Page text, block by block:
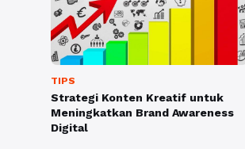
TIPS
Strategi Konten Kreatif untuk
Meningkatkan Brand Awareness
Digital